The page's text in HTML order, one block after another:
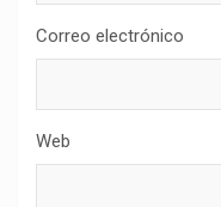
Correo electrónico
Web